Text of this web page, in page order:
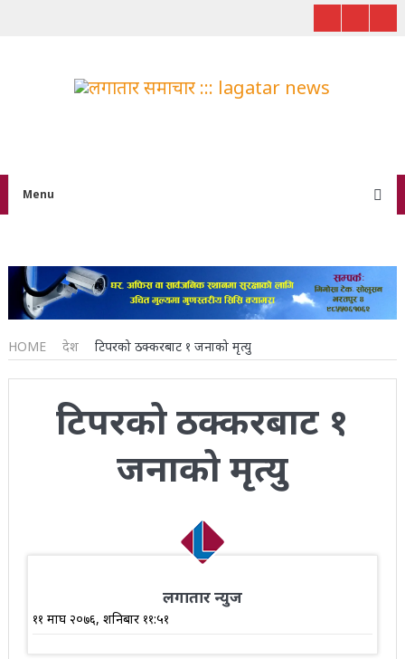
Menu
HOME देश टिपरको ठक्करबाट १ जनाको मृत्यु
टिपरको ठक्करबाट १
जनाको मृत्यु
लगातार न्युज
११ माघ २०७६, शनिबार ११:५१